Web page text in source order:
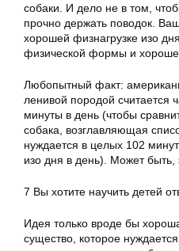
собаки. И дело не в том,
прочно держать поводок.
хорошей физнагрузке изо
физической формы и
Любопытный факт:
ленивой породой считается
минуты в день (чтобы
собака, возглавляющая
нуждается в целых 102
изо дня в день). Может быть,
7 Вы хотите научить детей
Идея только вроде бы
существо, которое